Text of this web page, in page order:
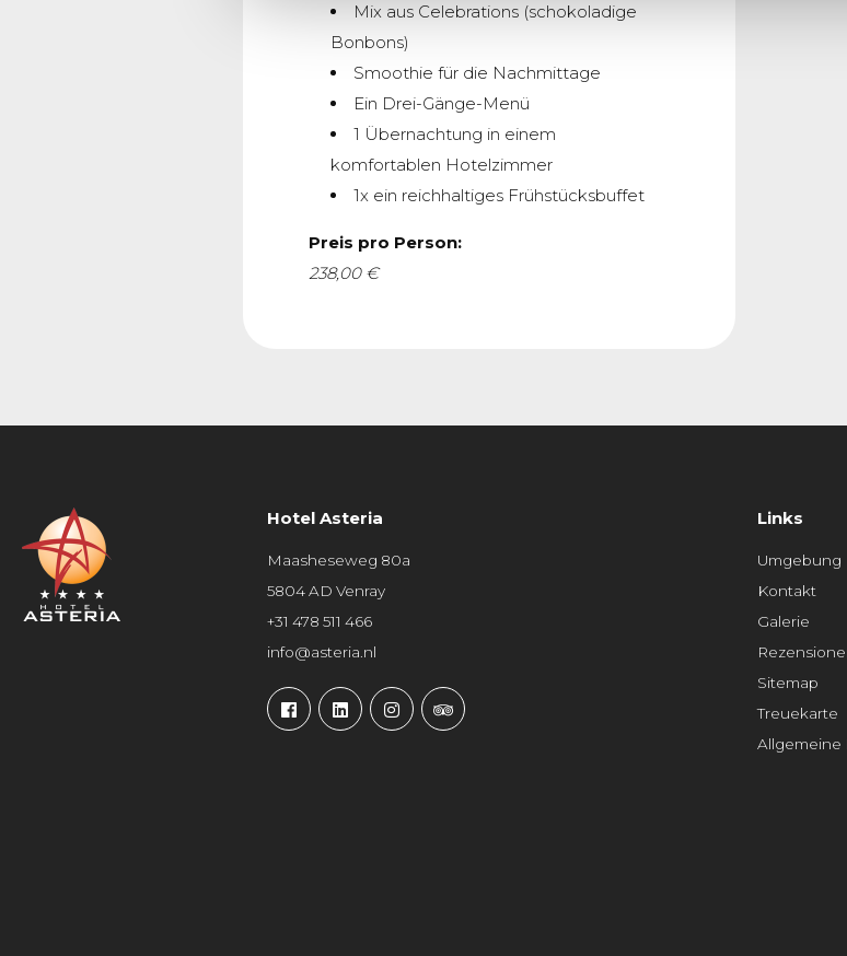
Mix aus Celebrations (schokoladige
Bonbons)
Smoothie für die Nachmittage
Ein Drei-Gänge-Menü
1 Übernachtung in einem
komfortablen Hotelzimmer
1x ein reichhaltiges Frühstücksbuffet
Preis pro Person:
238,00 €
Hotel Asteria
Maasheseweg 80a
5804 AD Venray
+31 478 511 466
info@asteria.nl
Links
Umgebung
Kontakt
Galerie
Sitemap
Treuekarte
Allgemeine